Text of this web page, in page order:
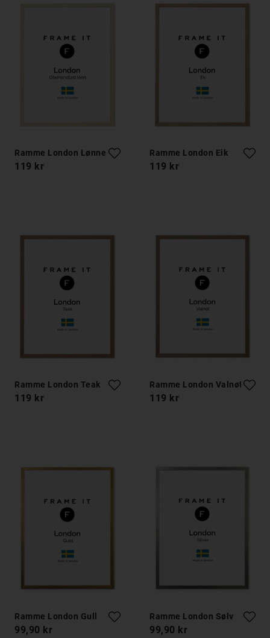
Ramme London Lønnetre
119 kr
Ramme London Eik
119 kr
Ramme London Teak
119 kr
Ramme London Valnøtt
119 kr
Ramme London Gull
99,90 kr
Ramme London Sølv
99,90 kr